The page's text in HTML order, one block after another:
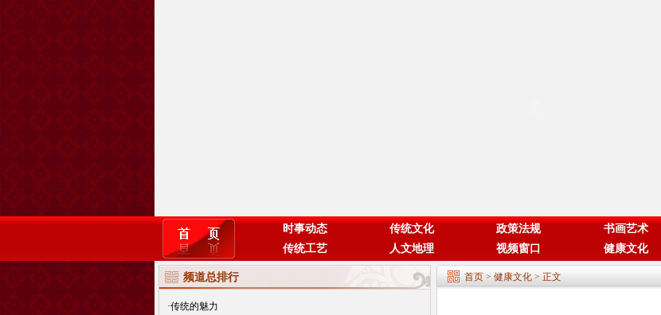
时事动态 传统文化 政策法规 书画艺术
传统工艺
人文地理 视频窗口 健康文化
频道总排行
·传统的魅力
首页> 健康文化> 正文